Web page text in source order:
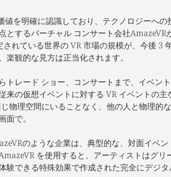
値を明確に認識しており、テクノロジーへ
とするバーチャル コンサート会社AmazeVR
れている世界の VR 市場の規模が、今後 3
楽観的な見方は正当化されます。
トレード ショー、コンサートまで、イベン
来の仮想イベントに対する VR イベントの
物理空間にいることなく、他の人と物理的
面で。
のような企業は、典型的な、対面イベ
を使用すると、アーティストはグ
験できる特殊効果で作成された完全にデジ